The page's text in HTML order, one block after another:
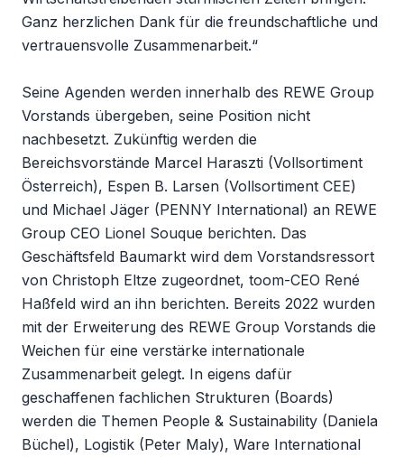
Ganz herzlichen Dank für die freundschaftliche und
vertrauensvolle Zusammenarbeit.“
Seine Agenden werden innerhalb des REWE Group
Vorstands übergeben, seine Position nicht
nachbesetzt. Zukünftig werden die
Bereichsvorstände Marcel Haraszti (Vollsortiment
Österreich), Espen B. Larsen (Vollsortiment CEE)
und Michael Jäger (PENNY International) an REWE
Group CEO Lionel Souque berichten. Das
Geschäftsfeld Baumarkt wird dem Vorstandsressort
von Christoph Eltze zugeordnet, toom-CEO René
Haßfeld wird an ihn berichten. Bereits 2022 wurden
mit der Erweiterung des REWE Group Vorstands die
Weichen für eine verstärke internationale
Zusammenarbeit gelegt. In eigens dafür
geschaffenen fachlichen Strukturen (Boards)
werden die Themen People & Sustainability (Daniela
Büchel), Logistik (Peter Maly), Ware International